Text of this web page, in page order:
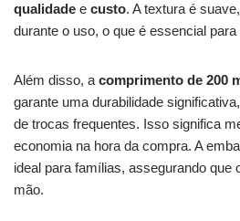
qualidade e custo. A textura é
durante o uso, o que é essencial
Além disso, a comprimento de 200
garante uma durabilidade
de trocas frequentes. Isso significa
economia na hora da compra. A
ideal para famílias, assegurando que
mão.